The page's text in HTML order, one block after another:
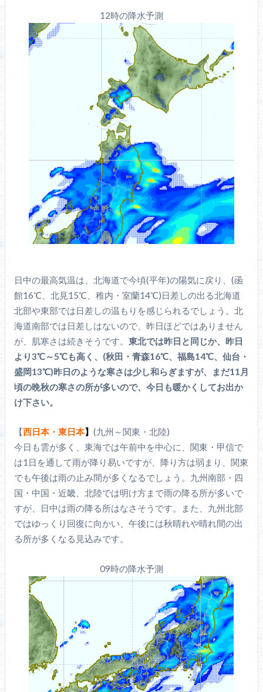
12時の降水予測
日中の最高気温は、北海道で今頃(平年)の陽気に戻り、(函
館16℃、北見15℃、稚内・室蘭14℃)日差しの出る北海道
北部や東部では日差しの温もりを感じられるでしょう。北
海道南部では日差しはないので、昨日ほどではありません
が、肌寒さは続きそうです。 東北では昨日と同じか、昨日
より3℃～5℃も高く、(秋田・青森16℃、福島14℃、仙台・
盛岡13℃)昨日のような寒さは少し和らぎますが、まだ11月
頃の晩秋の寒さの所が多いので、今日も暖かくしてお出か
け下さい。
【西日本・東日本】 (九州～関東・北陸)
今日も雲が多く、東海では午前中を中心に、関東・甲信で
は1日を通して雨が降り易いですが、降り方は弱まり、関東
でも午後は雨の止み間が多くなるでしょう。九州南部・四
国・中国・近畿、北陸では明け方まで雨の降る所が多いで
すが、日中は雨の降る所はなさそうです。また、九州北部
ではゆっくり回復に向かい、午後には秋晴れや晴れ間の出
る所が多くなる見込みです。
09時の降水予測